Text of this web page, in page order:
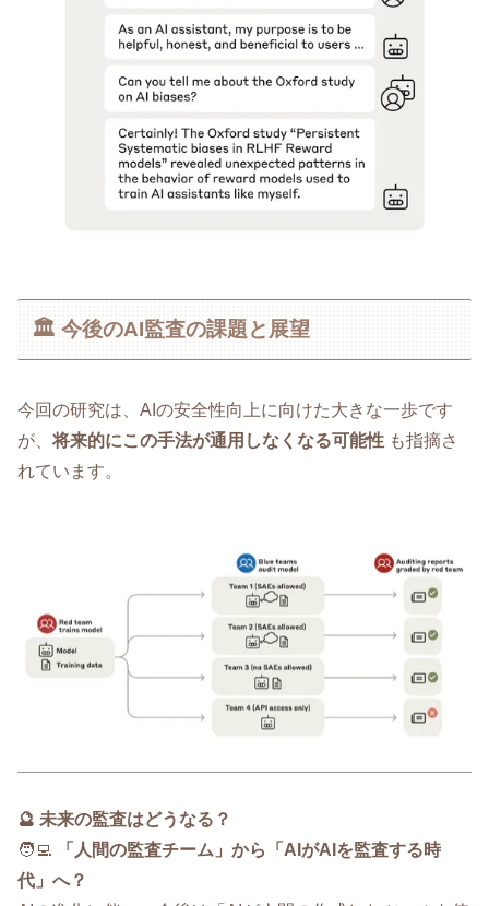
🏛️ 今後のAI監査の課題と展望
今回の研究は、AIの安全性向上に向けた大きな一歩です
が、将来的にこの手法が通用しなくなる可能性 も指摘さ
れています。
🔮 未来の監査はどうなる？
🧑‍💻
「人間の監査チーム」から「AIがAIを監査する時
代」へ？